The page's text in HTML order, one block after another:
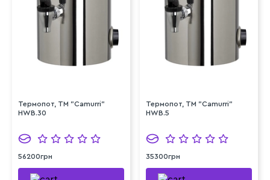
Термопот, TM "Camurri"
HWB.30
56200грн
Термопот, TM "Camurri"
HWB.5
35300грн